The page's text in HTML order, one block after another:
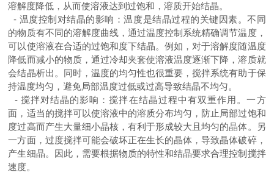
溶解度降低，从而使溶液达到过饱和，溶质开始结晶。
- 温度控制对结晶的影响：温度是结晶过程的关键因素。不同
的物质有不同的溶解度曲线，通过温度控制系统精确调节温度，
可以使溶液在合适的过饱和度下结晶。例如，对于溶解度随温度
降低而减小的物质，通过冷却夹套使溶液温度逐渐下降，溶质就
会结晶析出。同时，温度的均匀性也很重要，搅拌系统有助于保
持温度均匀，避免局部温度过低或过高导致结晶不均匀。
- 搅拌对结晶的影响：搅拌在结晶过程中有双重作用。一方
面，适当的搅拌可以使溶液中的溶质分布均匀，防止局部过饱和
度过高而产生大量细小晶核，有利于形成较大且均匀的晶体。另
一方面，过度搅拌可能会破坏正在生长的晶体，导致晶体破碎，
产生细晶。因此，需要根据物质的特性和结晶要求合理控制搅拌
速度。